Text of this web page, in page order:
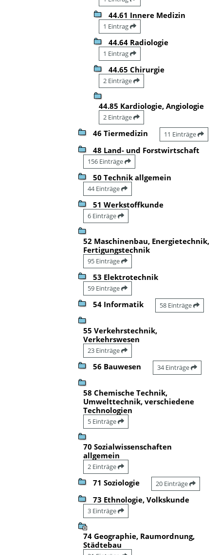
44.61 Innere Medizin
1 Eintrag
44.64 Radiologie
1 Eintrag
44.65 Chirurgie
2 Einträge
44.85 Kardiologie, Angiologie
2 Einträge
46 Tiermedizin 11 Einträge
48 Land- und Forstwirtschaft
156 Einträge
50 Technik allgemein
44 Einträge
51 Werkstoffkunde
6 Einträge
52 Maschinenbau, Energietechnik,
Fertigungstechnik
95 Einträge
53 Elektrotechnik
59 Einträge
54 Informatik 58 Einträge
55 Verkehrstechnik,
Verkehrswesen
23 Einträge
56 Bauwesen 34 Einträge
58 Chemische Technik,
Umwelttechnik, verschiedene
Technologien
5 Einträge
70 Sozialwissenschaften
allgemein
2 Einträge
71 Soziologie 20 Einträge
73 Ethnologie, Volkskunde
3 Einträge
74 Geographie, Raumordnung,
Städtebau